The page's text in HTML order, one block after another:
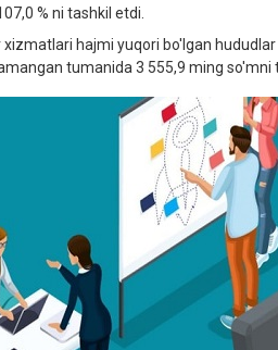
% ni tashkil etdi.
hajmi yuqori bo'lgan
tumanida 3 555,9 ming so'mni